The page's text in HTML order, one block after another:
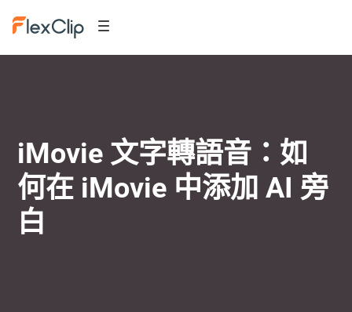
iMovie 文字轉語音：如
何在 iMovie 中添加 AI 旁
白